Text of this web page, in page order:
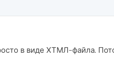
в виде ХТМЛ-файла.